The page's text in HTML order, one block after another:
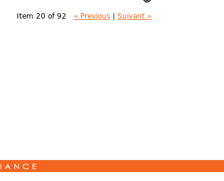
Item 20 of 92 « Previous | Suivant »